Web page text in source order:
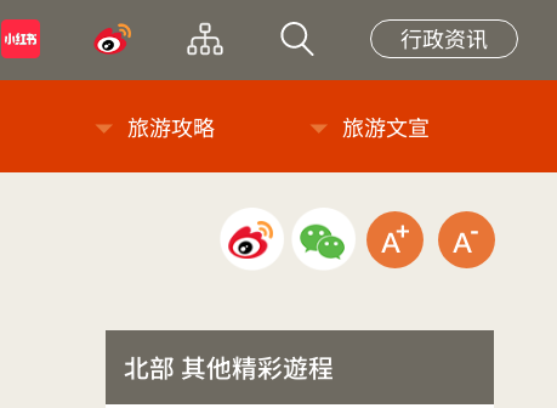
小紅書 网站导览 站内搜索行政资讯
旅游攻略 旅游文宣
微博分享微信分享放大字级
北部 其他精彩遊程